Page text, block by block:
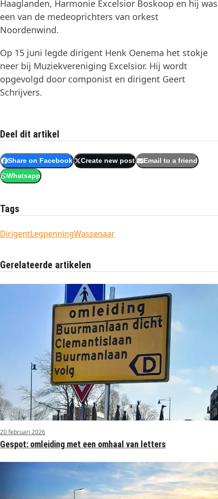
Haaglanden, Harmonie Excelsior Boskoop en hij was
een van de medeoprichters van orkest
Noordenwind.
Op 15 juni legde dirigent Henk Oenema het stokje
neer bij Muziekvereniging Excelsior. Hij wordt
opgevolgd door componist en dirigent Geert
Schrijvers.
Deel dit artikel
Share on Facebook Create new post Email to a friend
Whatsapp
Tags
DirigentLegpenningWassenaar
Gerelateerde artikelen
20 februari 2026
Gespot: omleiding met een omhaal van letters